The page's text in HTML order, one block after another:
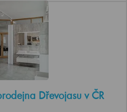
Dřevojasu v ČR